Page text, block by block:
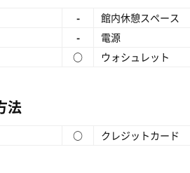
- 館内休憩スペース
- 電源
○ ウォシュレット
法
○ クレジットカード